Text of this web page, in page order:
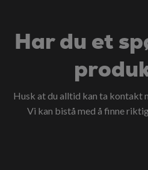
Har du et
Husk at du alltid kan ta kontakt
Vi kan bistå med å finne